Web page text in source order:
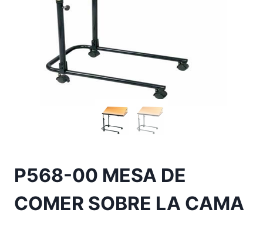
P568-00 MESA DE
COMER SOBRE LA CAMA